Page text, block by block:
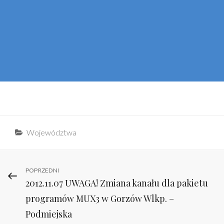
Categories
Województwa
Nawigacja
wpisu
Previous
Post
POPRZEDNI
2012.11.07 UWAGA! Zmiana kanału dla pakietu
programów MUX3 w Gorzów Wlkp. –
Podmiejska